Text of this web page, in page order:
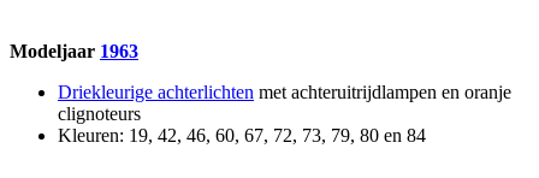
Modeljaar 1963
Driekleurige achterlichten met achteruitrijdlampen en oranje
clignoteurs
Kleuren: 19, 42, 46, 60, 67, 72, 73, 79, 80 en 84